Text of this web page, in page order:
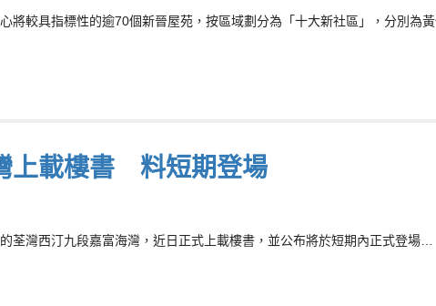
將較具指標性的逾70個新晉屋苑，按區域劃分為「十大新社區」，分別為
上載樓書 料短期登場
荃灣西汀九段嘉富海灣，近日正式上載樓書，並公布將於短期內正式登場…